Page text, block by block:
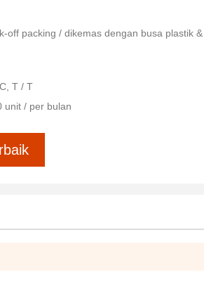
off packing / dikemas dengan busa plastik &
T / T
unit / per bulan